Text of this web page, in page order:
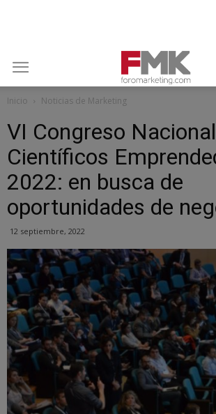
Inicio Noticias de Marketing
VI Congreso
Científicos
2022: en busca de
oportunidades de
12 septiembre, 2022